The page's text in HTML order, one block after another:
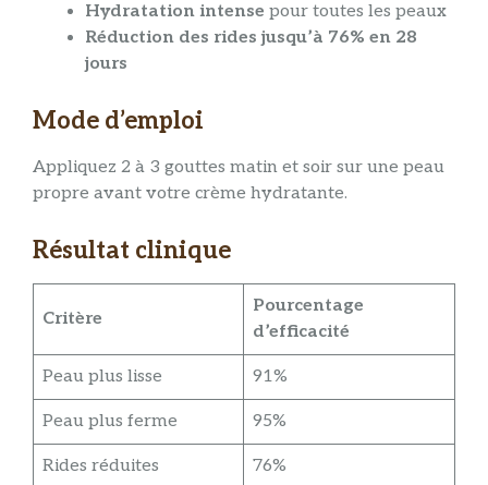
Hydratation intense pour toutes les peaux
Réduction des rides jusqu’à 76% en 28
jours
Mode d’emploi
Appliquez 2 à 3 gouttes matin et soir sur une peau
propre avant votre crème hydratante.
Résultat clinique
Critère
Pourcentage
d’efficacité
Peau plus lisse 91%
Peau plus ferme 95%
Rides réduites 76%